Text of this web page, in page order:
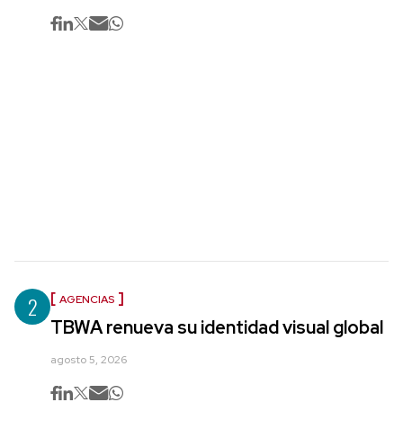
2 AGENCIAS
TBWA renueva su identidad visual global
agosto 5, 2026